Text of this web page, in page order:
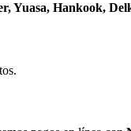
Yuasa, Hankook,